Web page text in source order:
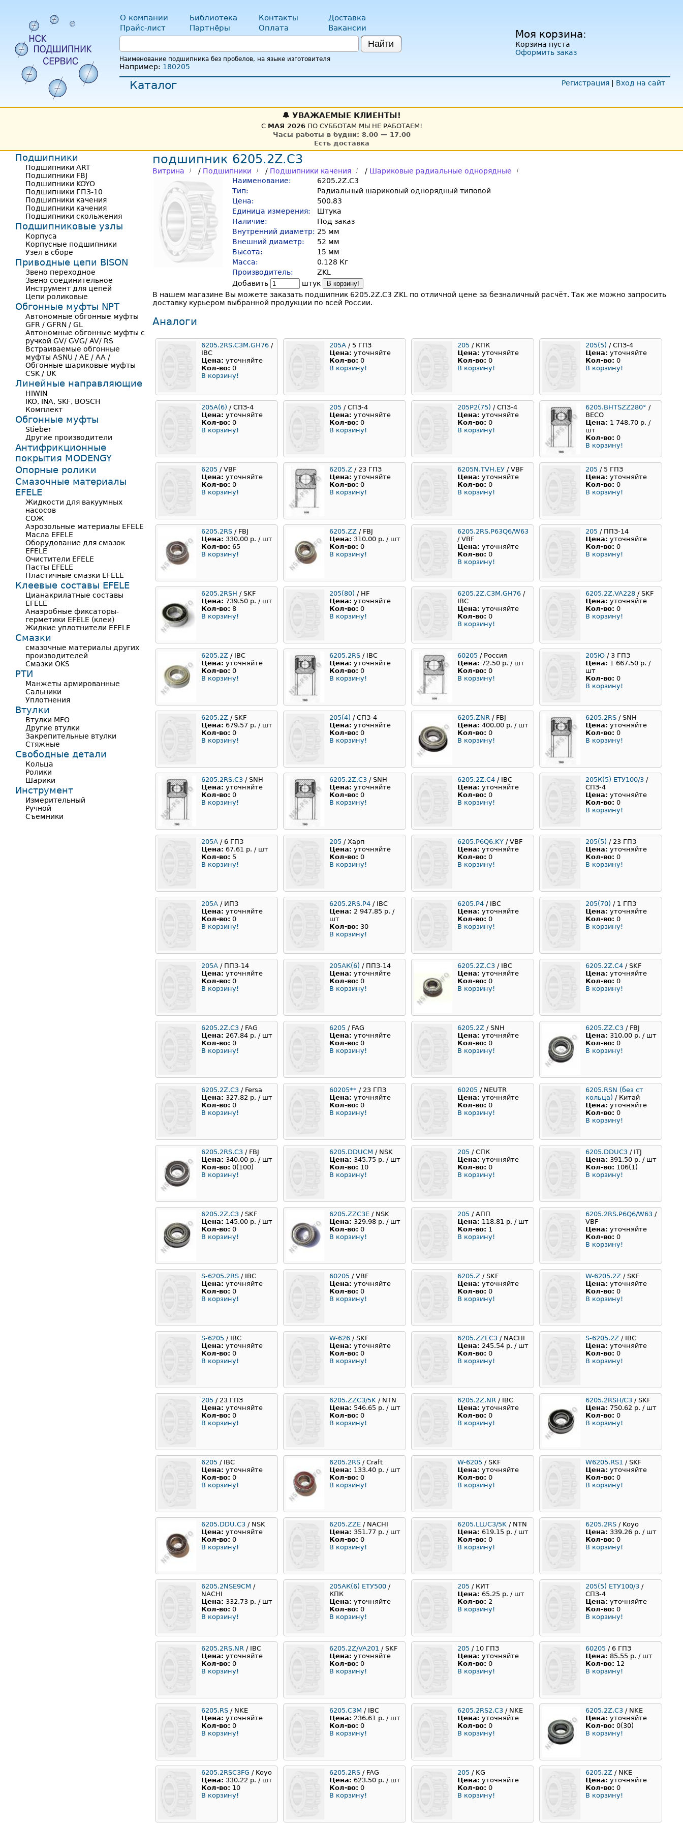
Моя корзина:
Корзина пуста
Оформить заказ
О компании Библиотека Контакты
Доставка
Прайс-лист
Партнёры Оплата Вакансии
Найти
Наименование подшипника без пробелов, на языке изготовителя
Например: 180205
Регистрация
Вход на сайт
Каталог
🔔 УВАЖАЕМЫЕ КЛИЕНТЫ!
С МАЯ 2026ПО СУББОТАМ МЫ НЕ РАБОТАЕМ!
Часы работы в будни: 8.00 — 17.00
Есть доставка
подшипник 6205.2Z.C3
Витрина / Подшипники / Подшипники качения / Шариковые радиальные однорядные
Наименование:
6205.2Z.C3
Тип:
Радиальный шариковый однорядный типовой
Цена:
500.83
Единица измерения:
Штука
Наличие:
Под заказ
Внутренний диаметр: 25 мм
Внешний диаметр:
52 мм
Высота:
15 мм
Масса:
0.128 Кг
Производитель:
ZKL
Добавить
штук В корзину!
В нашем магазине Вы можете заказать подшипник 6205.2Z.C3 ZKL по отличной цене за безналичный расчёт. Так же можно запросить
доставку курьером выбранной продукции по всей России.
Аналоги
6205.2RS.C3M.GH76 /
IBC
Цена: уточняйте
Кол-во: 0
В корзину!
205А / 5 ГПЗ
Цена: уточняйте
Кол-во: 0
В корзину!
205 / КПК
Цена: уточняйте
Кол-во: 0
В корзину!
205(5) / СПЗ-4
Цена: уточняйте
Кол-во: 0
В корзину!
205А(6) / СПЗ-4
Цена: уточняйте
Кол-во: 0
В корзину!
205 / СПЗ-4
Цена: уточняйте
Кол-во: 0
В корзину!
205Р2(75) / СПЗ-4
Цена: уточняйте
Кол-во: 0
В корзину!
6205.BHTSZZ280° /
BECO
Цена: 1 748.70 р. /
шт
Кол-во: 0
В корзину!
6205 / VBF
Цена: уточняйте
Кол-во: 0
В корзину!
6205.Z / 23 ГПЗ
Цена: уточняйте
Кол-во: 0
В корзину!
6205N.TVН.EУ / VBF
Цена: уточняйте
Кол-во: 0
В корзину!
205 / 5 ГПЗ
Цена: уточняйте
Кол-во: 0
В корзину!
6205.2RS / FBJ
Цена: 330.00 р. / шт
Кол-во: 65
В корзину!
6205.ZZ / FBJ
Цена: 310.00 р. / шт
Кол-во: 0
В корзину!
6205.2RS.P63Q6/W63
/ VBF
Цена: уточняйте
Кол-во: 0
В корзину!
205 / ППЗ-14
Цена: уточняйте
Кол-во: 0
В корзину!
6205.2RSH / SKF
Цена: 739.50 р. / шт
Кол-во: 8
В корзину!
205(80) / HF
Цена: уточняйте
Кол-во: 0
В корзину!
6205.2Z.C3M.GH76 /
IBC
Цена: уточняйте
Кол-во: 0
В корзину!
6205.2Z.VA228 / SKF
Цена: уточняйте
Кол-во: 0
В корзину!
6205.2Z / IBC
Цена: уточняйте
Кол-во: 0
В корзину!
6205.2RS / IBC
Цена: уточняйте
Кол-во: 0
В корзину!
60205 / Россия
Цена: 72.50 р. / шт
Кол-во: 0
В корзину!
205Ю / 3 ГПЗ
Цена: 1 667.50 р. /
шт
Кол-во: 0
В корзину!
6205.2Z / SKF
Цена: 679.57 р. / шт
Кол-во: 0
В корзину!
205(4) / СПЗ-4
Цена: уточняйте
Кол-во: 0
В корзину!
6205.ZNR / FBJ
Цена: 400.00 р. / шт
Кол-во: 0
В корзину!
6205.2RS / SNH
Цена: уточняйте
Кол-во: 0
В корзину!
6205.2RS.C3 / SNH
Цена: уточняйте
Кол-во: 0
В корзину!
6205.2Z.C3 / SNH
Цена: уточняйте
Кол-во: 0
В корзину!
6205.2Z.C4 / IBC
Цена: уточняйте
Кол-во: 0
В корзину!
205К(5) ЕТУ100/3 /
СПЗ-4
Цена: уточняйте
Кол-во: 0
В корзину!
205A / 6 ГПЗ
Цена: 67.61 р. / шт
Кол-во: 5
В корзину!
205 / Харп
Цена: уточняйте
Кол-во: 0
В корзину!
6205.P6Q6.KY / VBF
Цена: уточняйте
Кол-во: 0
В корзину!
205(5) / 23 ГПЗ
Цена: уточняйте
Кол-во: 0
В корзину!
205А / ИПЗ
Цена: уточняйте
Кол-во: 0
В корзину!
6205.2RS.P4 / IBC
Цена: 2 947.85 р. /
шт
Кол-во: 30
В корзину!
6205.P4 / IBC
Цена: уточняйте
Кол-во: 0
В корзину!
205(70) / 1 ГПЗ
Цена: уточняйте
Кол-во: 0
В корзину!
205А / ППЗ-14
Цена: уточняйте
Кол-во: 0
В корзину!
205АК(6) / ППЗ-14
Цена: уточняйте
Кол-во: 0
В корзину!
6205.2Z.C3 / IBC
Цена: уточняйте
Кол-во: 0
В корзину!
6205.2Z.C4 / SKF
Цена: уточняйте
Кол-во: 0
В корзину!
6205.2Z.C3 / FAG
Цена: 267.84 р. / шт
Кол-во: 0
В корзину!
6205 / FAG
Цена: уточняйте
Кол-во: 0
В корзину!
6205.2Z / SNH
Цена: уточняйте
Кол-во: 0
В корзину!
6205.ZZ.C3 / FBJ
Цена: 310.00 р. / шт
Кол-во: 0
В корзину!
6205.2Z.C3 / Fersa
Цена: 327.82 р. / шт
Кол-во: 0
В корзину!
60205** / 23 ГПЗ
Цена: уточняйте
Кол-во: 0
В корзину!
60205 / NEUTR
Цена: уточняйте
Кол-во: 0
В корзину!
6205.RSN (без ст
кольца) / Китай
Цена: уточняйте
Кол-во: 0
В корзину!
6205.2RS.C3 / FBJ
Цена: 340.00 р. / шт
Кол-во: 0(100)
В корзину!
6205.DDUCM / NSK
Цена: 345.75 р. / шт
Кол-во: 10
В корзину!
205 / СПК
Цена: уточняйте
Кол-во: 0
В корзину!
6205.DDUC3 / ITJ
Цена: 391.50 р. / шт
Кол-во: 106(1)
В корзину!
6205.2Z.C3 / SKF
Цена: 145.00 р. / шт
Кол-во: 0
В корзину!
6205.ZZC3E / NSK
Цена: 329.98 р. / шт
Кол-во: 0
В корзину!
205 / АПП
Цена: 118.81 р. / шт
Кол-во: 1
В корзину!
6205.2RS.P6Q6/W63 /
VBF
Цена: уточняйте
Кол-во: 0
В корзину!
S-6205.2RS / IBC
Цена: уточняйте
Кол-во: 0
В корзину!
60205 / VBF
Цена: уточняйте
Кол-во: 0
В корзину!
6205.Z / SKF
Цена: уточняйте
Кол-во: 0
В корзину!
W-6205.2Z / SKF
Цена: уточняйте
Кол-во: 0
В корзину!
S-6205 / IBC
Цена: уточняйте
Кол-во: 0
В корзину!
W-626 / SKF
Цена: уточняйте
Кол-во: 0
В корзину!
6205.ZZEC3 / NACHI
Цена: 245.54 р. / шт
Кол-во: 0
В корзину!
S-6205.2Z / IBC
Цена: уточняйте
Кол-во: 0
В корзину!
205 / 23 ГПЗ
Цена: уточняйте
Кол-во: 0
В корзину!
6205.ZZC3/5K / NTN
Цена: 546.65 р. / шт
Кол-во: 0
В корзину!
6205.2Z.NR / IBC
Цена: уточняйте
Кол-во: 0
В корзину!
6205.2RSH/C3 / SKF
Цена: 750.62 р. / шт
Кол-во: 0
В корзину!
6205 / IBC
Цена: уточняйте
Кол-во: 0
В корзину!
6205.2RS / Craft
Цена: 133.40 р. / шт
Кол-во: 0
В корзину!
W-6205 / SKF
Цена: уточняйте
Кол-во: 0
В корзину!
W6205.RS1 / SKF
Цена: уточняйте
Кол-во: 0
В корзину!
6205.DDU.C3 / NSK
Цена: уточняйте
Кол-во: 0
В корзину!
6205.ZZE / NACHI
Цена: 351.77 р. / шт
Кол-во: 0
В корзину!
6205.LLUC3/5K / NTN
Цена: 619.15 р. / шт
Кол-во: 0
В корзину!
6205.2RS / Koyo
Цена: 339.26 р. / шт
Кол-во: 0
В корзину!
6205.2NSE9CM /
NACHI
Цена: 332.73 р. / шт
Кол-во: 0
В корзину!
205АК(6) ЕТУ500 /
КПК
Цена: уточняйте
Кол-во: 0
В корзину!
205 / КИТ
Цена: 65.25 р. / шт
Кол-во: 2
В корзину!
205(5) ЕТУ100/3 /
СПЗ-4
Цена: уточняйте
Кол-во: 0
В корзину!
6205.2RS.NR / IBC
Цена: уточняйте
Кол-во: 0
В корзину!
6205.2Z/VA201 / SKF
Цена: уточняйте
Кол-во: 0
В корзину!
205 / 10 ГПЗ
Цена: уточняйте
Кол-во: 0
В корзину!
60205 / 6 ГПЗ
Цена: 85.55 р. / шт
Кол-во: 12
В корзину!
6205.RS / NKE
Цена: уточняйте
Кол-во: 0
В корзину!
6205.C3M / IBC
Цена: 236.61 р. / шт
Кол-во: 0
В корзину!
6205.2RS2.C3 / NKE
Цена: уточняйте
Кол-во: 0
В корзину!
6205.2Z.C3 / NKE
Цена: уточняйте
Кол-во: 0(30)
В корзину!
6205.2RSC3FG / Koyo
Цена: 330.22 р. / шт
Кол-во: 10
В корзину!
6205.2RS / FAG
Цена: 623.50 р. / шт
Кол-во: 0
В корзину!
205 / KG
Цена: уточняйте
Кол-во: 0
В корзину!
6205.2Z / NKE
Цена: уточняйте
Кол-во: 0
В корзину!
Подшипники
Подшипники ART
Подшипники FBJ
Подшипники KOYO
Подшипники ГПЗ-10
Подшипники качения
Подшипники качения
Подшипники скольжения
Подшипниковые узлы
Корпуса
Корпусные подшипники
Узел в сборе
Приводные цепи BISON
Звено переходное
Звено соединительное
Инструмент для цепей
Цепи роликовые
Обгонные муфты NPT
Автономные обгонные муфты
GFR / GFRN / GL
Автономные обгонные муфты с
ручкой GV/ GVG/ AV/ RS
Встраиваемые обгонные
муфты ASNU / AE / AA /
Обгонные шариковые муфты
CSK / UK
Линейные направляющие
HIWIN
IKO, INA, SKF, BOSCH
Комплект
Обгонные муфты
Stieber
Другие производители
Антифрикционные
покрытия MODENGY
Опорные ролики
Смазочные материалы
EFELE
Жидкости для вакуумных
насосов
СОЖ
Аэрозольные материалы EFELE
Масла EFELE
Оборудование для смазок
EFELE
Очистители EFELE
Пасты EFELE
Пластичные смазки EFELE
Клеевые составы EFELE
Цианакрилатные составы
EFELE
Анаэробные фиксаторы-
герметики EFELE (клеи)
Жидкие уплотнители EFELE
Смазки
смазочные материалы других
производителей
Смазки OKS
РТИ
Манжеты армированные
Сальники
Уплотнения
Втулки
Втулки MFO
Другие втулки
Закрепительные втулки
Стяжные
Свободные детали
Кольца
Ролики
Шарики
Инструмент
Измерительный
Ручной
Съемники